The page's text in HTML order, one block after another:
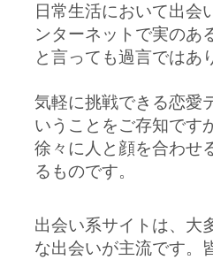
日常生活において出会
ンターネットで実のあ
と言っても過言ではあ
気軽に挑戦できる恋愛
いうことをご存知です
徐々に人と顔を合わせ
るものです。
出会い系サイトは、大
な出会いが主流です。